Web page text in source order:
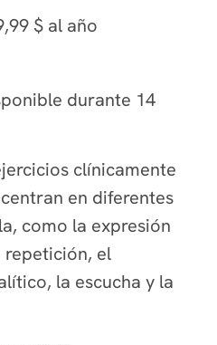
$ al año
durante 14
clínicamente
en diferentes
como la expresión
repetición, el
la escucha y la